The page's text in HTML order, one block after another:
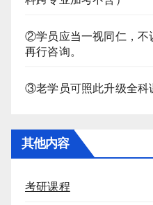
②学员应当一视同仁，不
再行咨询。
③老学员可照此升级全科
其他内容
考研课程